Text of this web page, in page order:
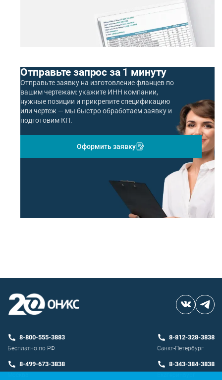
Отправьте запрос за 1 минуту
Отправьте заявку на изготовление фланцев по
вашим чертежам: укажите ИНН компании,
нужные позиции и прикрепите спецификацию
или чертеж — мы быстро обработаем заявку и
подготовим КП.
Оформить заявку
8-800-555-3883
Бесплатно по РФ
8-812-328-3838
Санкт-Петербург
8-499-673-3838 8-343-384-3838